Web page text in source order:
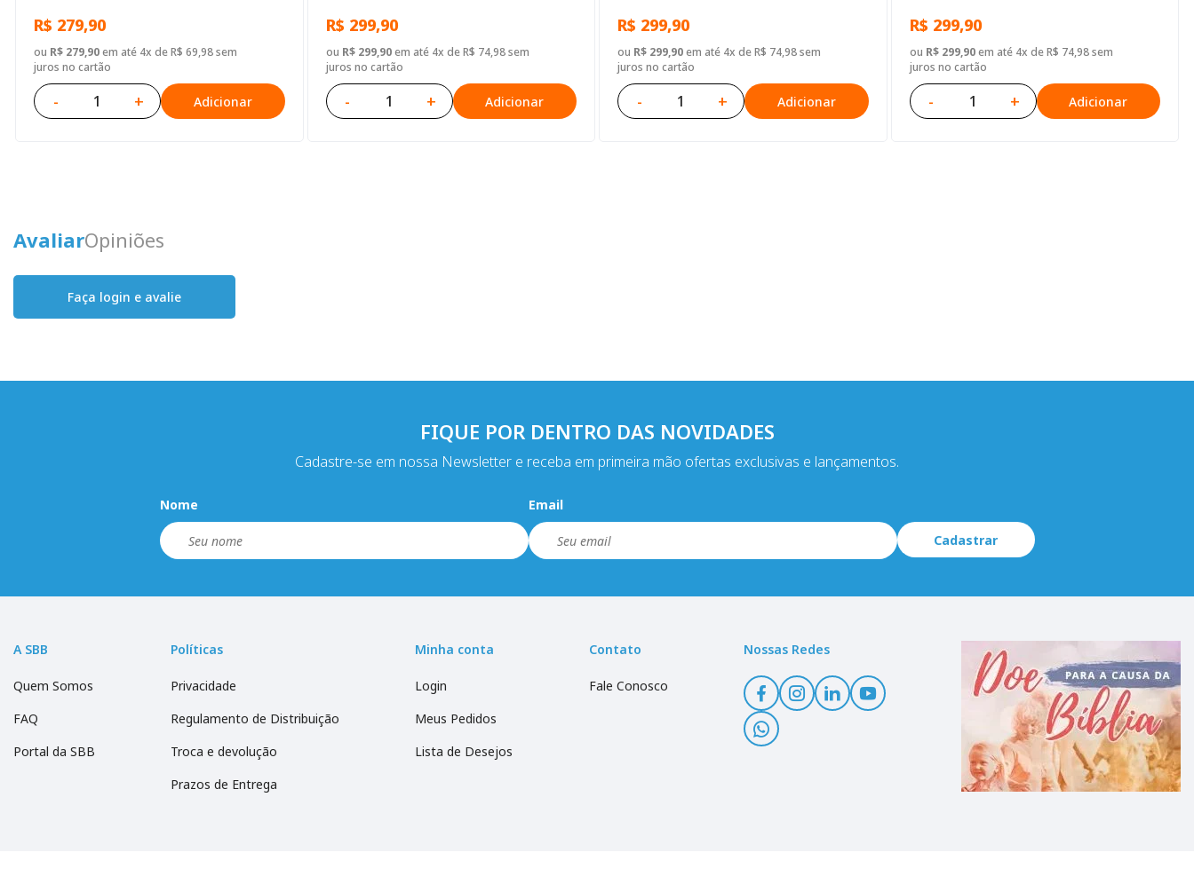
R$ 279,90
ou R$ 279,90em até 4x de R$ 69,98 sem
juros no cartão
- + Adicionar
R$ 299,90
ou R$ 299,90em até 4x de R$ 74,98 sem
juros no cartão
- + Adicionar
R$ 299,90
ou R$ 299,90em até 4x de R$ 74,98 sem
juros no cartão
- + Adicionar
R$ 299,90
ou R$ 299,90em até 4x de R$ 74,98 sem
juros no cartão
- + Adicionar
AvaliarOpiniões
Faça login e avalie
FIQUE POR DENTRO DAS NOVIDADES
Cadastre-se em nossa Newsletter e receba em primeira mão ofertas exclusivas e lançamentos.
Nome Email
Cadastrar
A SBB
Quem Somos
FAQ
Portal da SBB
Políticas
Privacidade
Regulamento de Distribuição
Troca e devolução
Prazos de Entrega
Minha conta
Login
Meus Pedidos
Lista de Desejos
Contato
Fale Conosco
Nossas Redes